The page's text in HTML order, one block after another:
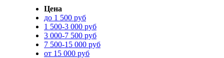
Цена
до 1 500 руб
1 500-3 000 руб
3 000-7 500 руб
7 500-15 000 руб
от 15 000 руб